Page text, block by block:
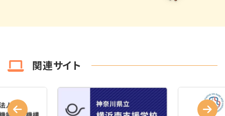
関連サイト